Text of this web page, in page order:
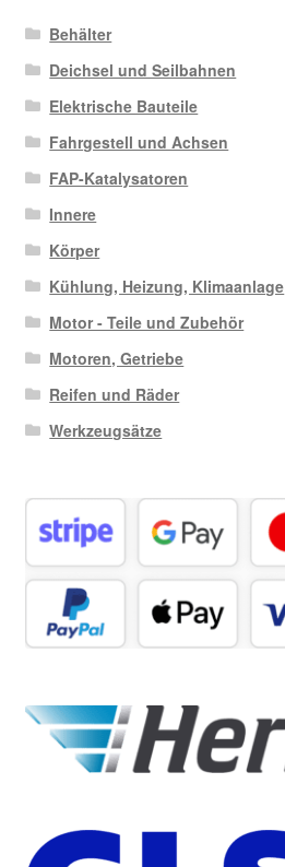
Behälter
Deichsel und Seilbahnen
Elektrische Bauteile
Fahrgestell und Achsen
FAP-Katalysatoren
Innere
Körper
Kühlung, Heizung, Klimaanlage
Motor - Teile und Zubehör
Motoren, Getriebe
Reifen und Räder
Werkzeugsätze